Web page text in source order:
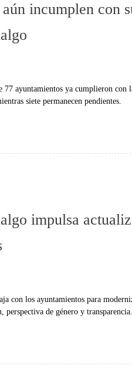
incumplen con
ayuntamientos ya cumplieron con
siete permanecen pendientes.
impulsa
con los ayuntamientos para
perspectiva de género y transparencia.